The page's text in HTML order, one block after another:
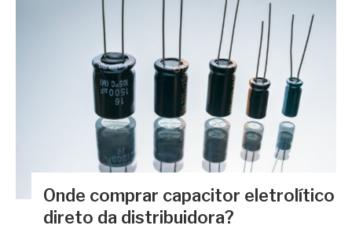
Onde comprar capacitor eletrolítico
direto da distribuidora?